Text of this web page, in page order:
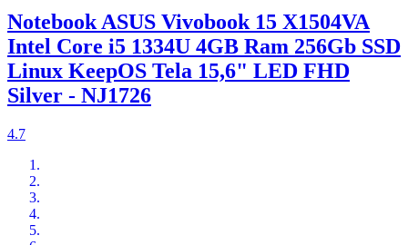
Notebook ASUS Vivobook 15 X1504VA
Intel Core i5 1334U 4GB Ram 256Gb SSD
Linux KeepOS Tela 15,6" LED FHD
Silver - NJ1726
4.7